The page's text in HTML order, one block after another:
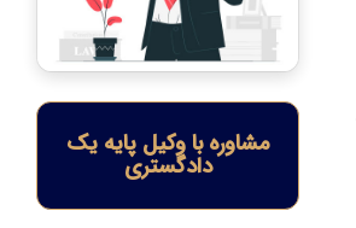
مشاوره با وکیل پایه یک
دادگستری